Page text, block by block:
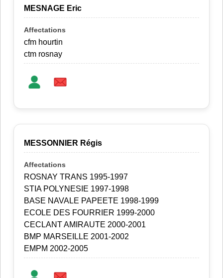
MESNAGE Eric
cfm hourtin
ctm rosnay
MESSONNIER Régis
ROSNAY TRANS 1995-1997
STIA POLYNESIE 1997-1998
BASE NAVALE PAPEETE 1998-1999
ECOLE DES FOURRIER 1999-2000
CECLANT AMIRAUTE 2000-2001
BMP MARSEILLE 2001-2002
EMPM 2002-2005